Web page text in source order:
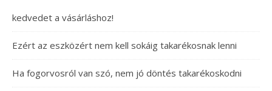
kedvedet a vásárláshoz!
Ezért az eszközért nem kell sokáig takarékosnak lenni
Ha fogorvosról van szó, nem jó döntés takarékoskodni